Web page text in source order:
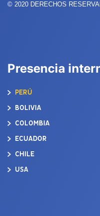
© 2020 DERECHOS
Presencia
PERÚ
BOLIVIA
COLOMBIA
ECUADOR
CHILE
USA